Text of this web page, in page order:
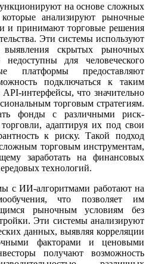
на основе сложных
анализируют рыночные
и принимают торговые решения
Эти системы используют
скрытых рыночных
недоступны для человеческого
платформы предоставляют
подключаться к таким
интерфейсы, что значительно
торговым стратегиям.
фонды с различными риск-
адаптируя их под свои
к риску. Такой подход
торговым инструментам,
заработать на финансовых
технологий.
с ИИ-алгоритмами работают на
что позволяет им
рыночным условиям без
Эти системы анализируют
данных, выявляя корреляции
факторами и ценовыми
получают возможность